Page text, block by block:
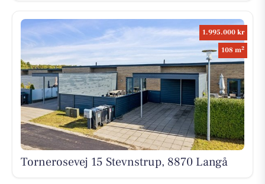
1.995.000 kr
108 m2
Tornerosevej 15 Stevnstrup, 8870 Langå